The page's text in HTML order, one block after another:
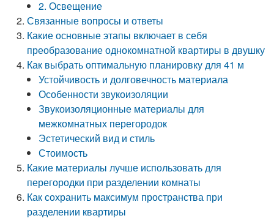
2. Освещение
Связанные вопросы и ответы
Какие основные этапы включает в себя
преобразование однокомнатной квартиры в двушку
Как выбрать оптимальную планировку для 41 м
Устойчивость и долговечность материала
Особенности звукоизоляции
Звукоизоляционные материалы для
межкомнатных перегородок
Эстетический вид и стиль
Стоимость
Какие материалы лучше использовать для
перегородки при разделении комнаты
Как сохранить максимум пространства при
разделении квартиры